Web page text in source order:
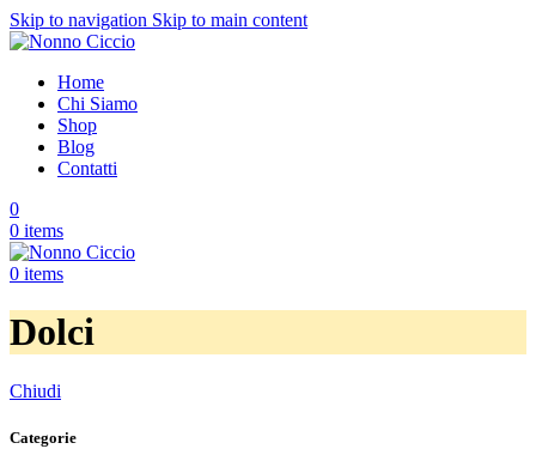
Skip to navigation Skip to main content
Home
Chi Siamo
Shop
Blog
Contatti
0
0 items
0 items
Dolci
Chiudi
Categorie